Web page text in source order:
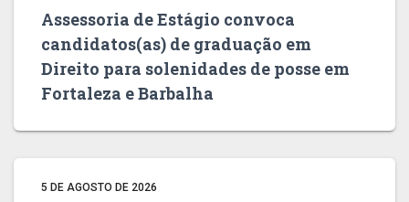
Assessoria de Estágio convoca
candidatos(as) de graduação em
Direito para solenidades de posse em
Fortaleza e Barbalha
5 DE AGOSTO DE 2026